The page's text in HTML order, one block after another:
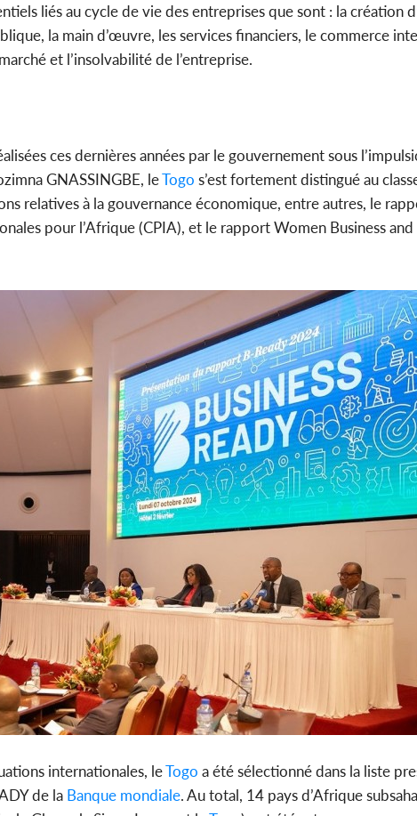
liés au cycle de vie des entreprises que sont : la création
la main d’œuvre, les services financiers, le commerce
et l’insolvabilité de l’entreprise.
ces dernières années par le gouvernement sous
GNASSINGBE, leTogo s’est fortement distingué au
relatives à la gouvernance économique, entre autres, le
pour l’Afrique (CPIA), et le rapport Women Business and
internationales, leTogo a été sélectionné dans la liste
de la Banque mondiale. Au total, 14 pays d’Afrique